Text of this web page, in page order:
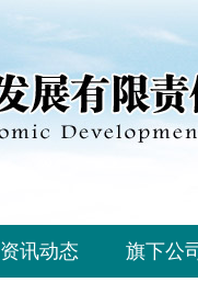
资讯动态 旗下公